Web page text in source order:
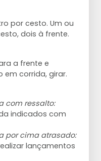
por cesto. Um ou
dois à frente.
a frente e
em corrida, girar.
com ressalto:
indicados com
por cima atrasado:
lançamentos